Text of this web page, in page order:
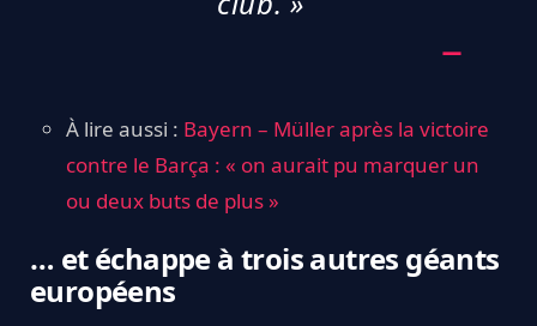
À lire aussi : Bayern – Müller après la victoire
contre le Barça : « on aurait pu marquer un
ou deux buts de plus »
… et échappe à trois autres géants
européens